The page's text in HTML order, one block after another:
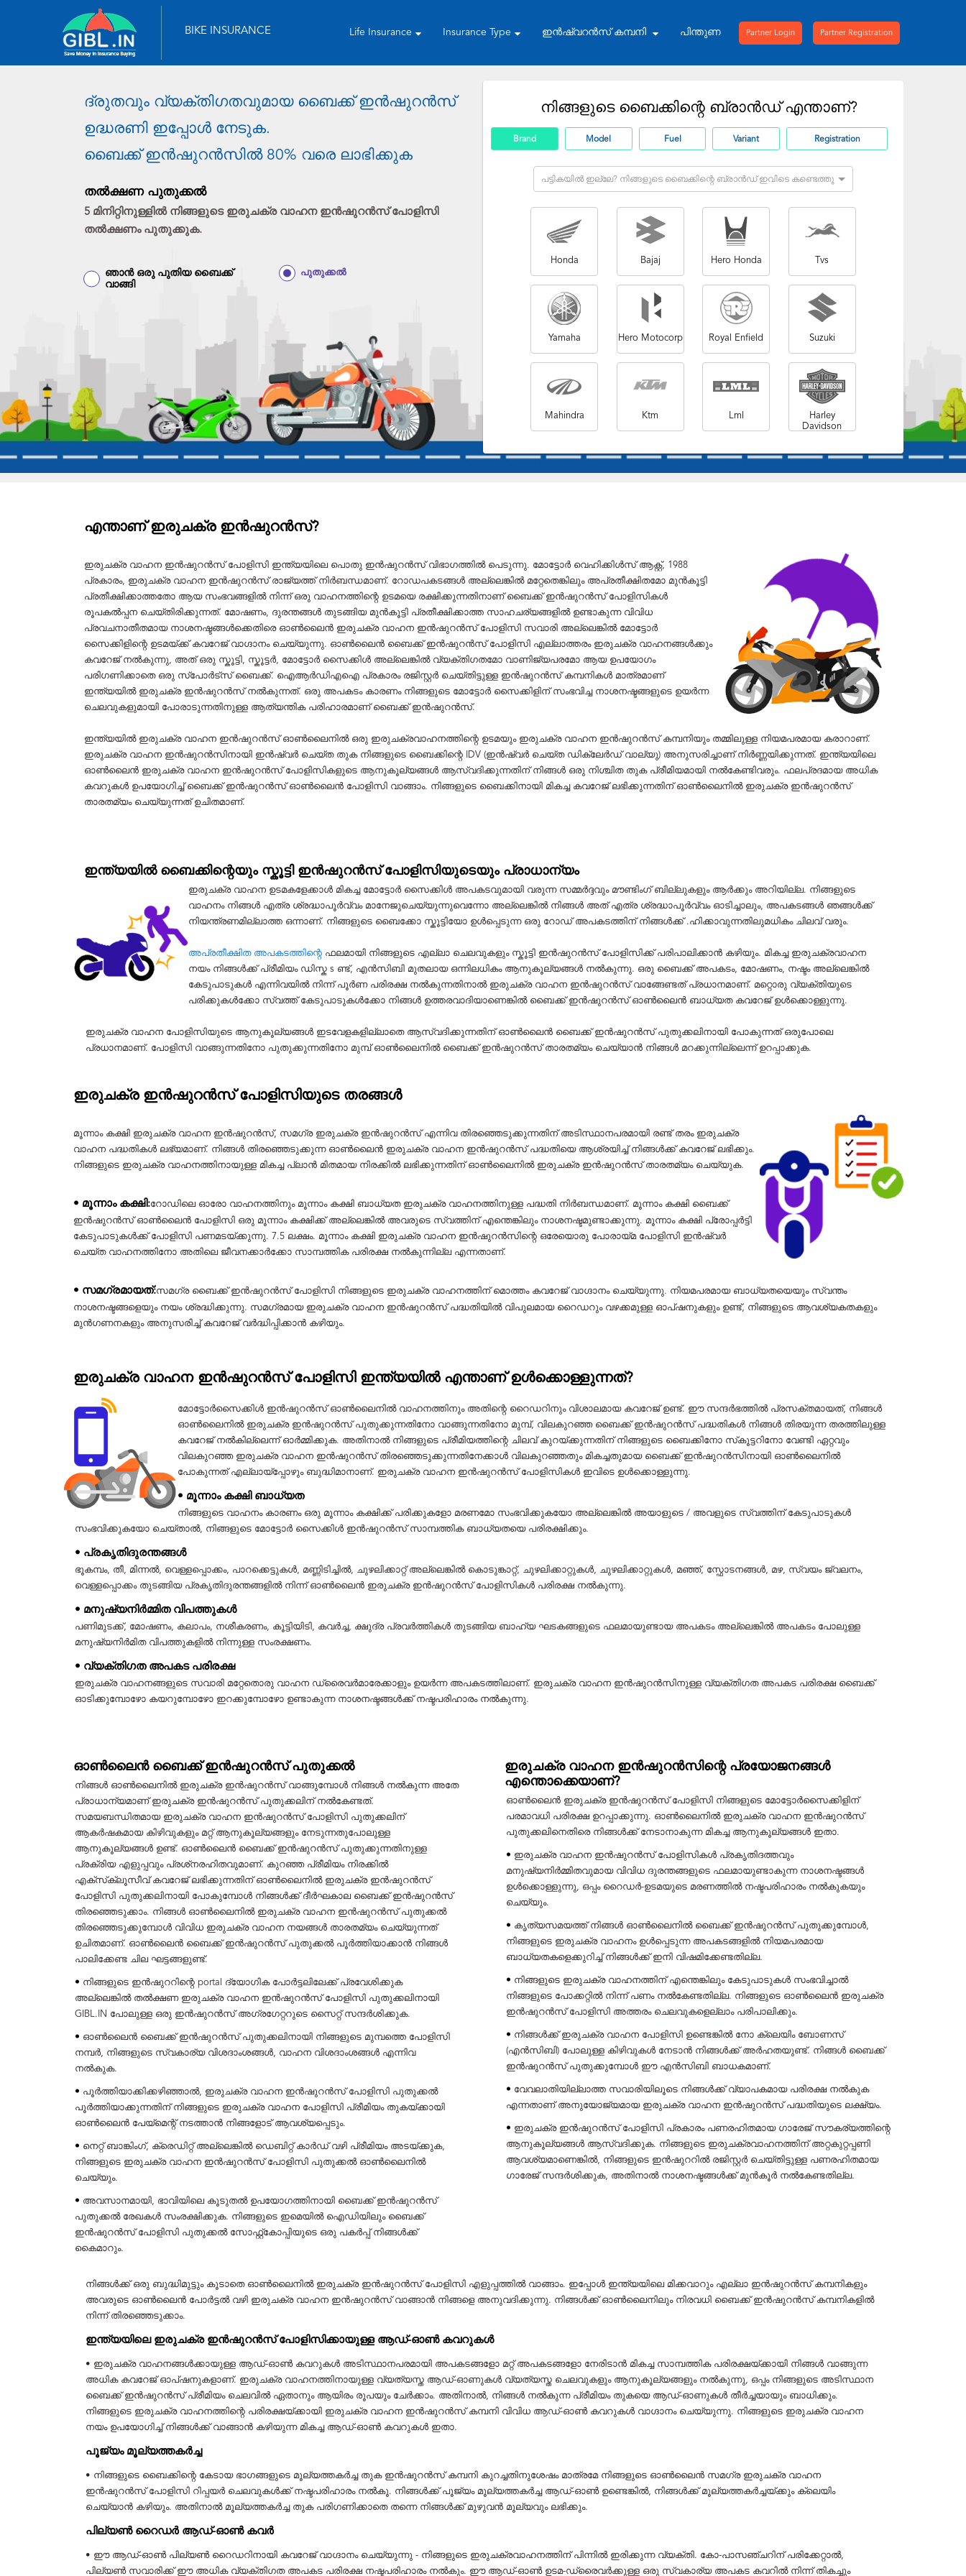
BIKE INSURANCE Life Insurance Insurance Type ഇൻഷ്വറൻസ് കമ്പനി പിന്തുണ Partner Login Partner Registration
ദ്രുതവും വ്യക്തിഗതവുമായ ബൈക്ക് ഇൻഷുറൻസ്
ഉദ്ധരണി ഇപ്പോൾ നേടുക.
ബൈക്ക് ഇൻഷുറൻസിൽ 80% വരെ ലാഭിക്കുക
തൽക്ഷണ പുതുക്കൽ
5 മിനിറ്റിനുള്ളിൽ നിങ്ങളുടെ ഇരുചക്ര വാഹന ഇൻഷുറൻസ് പോളിസി
തൽക്ഷണം പുതുക്കുക.
ഞാൻ ഒരു പുതിയ ബൈക്ക്
വാങ്ങി
പുതുക്കൽ
നിങ്ങളുടെ ബൈക്കിന്റെ ബ്രാൻഡ് എന്താണ്?
Brand Model Fuel Variant Registration
പട്ടികയിൽ ഇല്ലേ? നിങ്ങളുടെ ബൈക്കിന്റെ ബ്രാൻഡ് ഇവിടെ കണ്ടെത്തുക
Honda Bajaj Hero Honda Tvs
Yamaha Hero Motocorp Royal Enfield Suzuki
Mahindra Ktm Lml
Harley
Davidson
എന്താണ് ഇരുചക്ര ഇൻഷുറൻസ്?
ഇരുചക്ര വാഹന ഇൻഷുറൻസ് പോളിസി ഇന്ത്യയിലെ പൊതു ഇൻഷുറൻസ് വിഭാഗത്തിൽ പെടുന്നു. മോട്ടോർ വെഹിക്കിൾസ് ആക്റ്റ്, 1988
പ്രകാരം, ഇരുചക്ര വാഹന ഇൻഷുറൻസ് രാജ്യത്ത് നിർബന്ധമാണ്. റോഡപകടങ്ങൾ അല്ലെങ്കിൽ മറ്റേതെങ്കിലും അപ്രതീക്ഷിതമോ മുൻകൂട്ടി
പ്രതീക്ഷിക്കാത്തതോ ആയ സംഭവങ്ങളിൽ നിന്ന് ഒരു വാഹനത്തിന്റെ ഉടമയെ രക്ഷിക്കുന്നതിനാണ് ബൈക്ക് ഇൻഷുറൻസ് പോളിസികൾ
രൂപകൽപ്പന ചെയ്തിരിക്കുന്നത്. മോഷണം, ദുരന്തങ്ങൾ തുടങ്ങിയ മുൻകൂട്ടി പ്രതീക്ഷിക്കാത്ത സാഹചര്യങ്ങളിൽ ഉണ്ടാകുന്ന വിവിധ
പ്രവചനാതീതമായ നാശനഷ്ടങ്ങൾക്കെതിരെ ഓൺലൈൻ ഇരുചക്ര വാഹന ഇൻഷുറൻസ് പോളിസി സവാരി അല്ലെങ്കിൽ മോട്ടോർ
സൈക്കിളിന്റെ ഉടമയ്ക്ക് കവറേജ് വാഗ്ദാനം ചെയ്യുന്നു. ഓൺ‌ലൈൻ ബൈക്ക് ഇൻഷുറൻസ് പോളിസി എല്ലാത്തരം ഇരുചക്ര വാഹനങ്ങൾക്കും
കവറേജ് നൽകുന്നു, അത് ഒരു സ്കൂട്ടി, സ്കൂട്ടർ, മോട്ടോർ സൈക്കിൾ അല്ലെങ്കിൽ വ്യക്തിഗതമോ വാണിജ്യപരമോ ആയ ഉപയോഗം
പരിഗണിക്കാതെ ഒരു സ്പോർട്സ് ബൈക്ക്. ഐ‌ആർ‌ഡി‌എ‌ഐ പ്രകാരം രജിസ്റ്റർ ചെയ്തിട്ടുള്ള ഇൻഷുറൻസ് കമ്പനികൾ മാത്രമാണ്
ഇന്ത്യയിൽ ഇരുചക്ര ഇൻഷുറൻസ് നൽകുന്നത്. ഒരു അപകടം കാരണം നിങ്ങളുടെ മോട്ടോർ സൈക്കിളിന് സംഭവിച്ച നാശനഷ്ടങ്ങളുടെ ഉയർന്ന
ചെലവുകളുമായി പോരാടുന്നതിനുള്ള ആത്യന്തിക പരിഹാരമാണ് ബൈക്ക് ഇൻഷുറൻസ്.
ഇന്ത്യയിൽ ഇരുചക്ര വാഹന ഇൻഷുറൻസ് ഓൺലൈനിൽ ഒരു ഇരുചക്രവാഹനത്തിന്റെ ഉടമയും ഇരുചക്ര വാഹന ഇൻഷുറൻസ് കമ്പനിയും തമ്മിലുള്ള നിയമപരമായ കരാറാണ്.
ഇരുചക്ര വാഹന ഇൻഷുറൻസിനായി ഇൻഷ്വർ ചെയ്‌ത തുക നിങ്ങളുടെ ബൈക്കിന്റെ IDV (ഇൻഷ്വർ ചെയ്‌ത ഡിക്ലേർഡ് വാല്യു) അനുസരിച്ചാണ് നിർണ്ണയിക്കുന്നത്. ഇന്ത്യയിലെ
ഓൺലൈൻ ഇരുചക്ര വാഹന ഇൻഷുറൻസ് പോളിസികളുടെ ആനുകൂല്യങ്ങൾ ആസ്വദിക്കുന്നതിന് നിങ്ങൾ ഒരു നിശ്ചിത തുക പ്രീമിയമായി നൽകേണ്ടിവരും. ഫലപ്രദമായ അധിക
കവറുകൾ ഉപയോഗിച്ച് ബൈക്ക് ഇൻഷുറൻസ് ഓൺലൈൻ പോളിസി വാങ്ങാം. നിങ്ങളുടെ ബൈക്കിനായി മികച്ച കവറേജ് ലഭിക്കുന്നതിന് ഓൺലൈനിൽ ഇരുചക്ര ഇൻഷുറൻസ്
താരതമ്യം ചെയ്യുന്നത് ഉചിതമാണ്.
ഇന്ത്യയിൽ ബൈക്കിന്റെയും സ്കൂട്ടി ഇൻഷുറൻസ് പോളിസിയുടെയും പ്രാധാന്യം
ഇരുചക്ര വാഹന ഉടമകളേക്കാൾ മികച്ച മോട്ടോർ സൈക്കിൾ അപകടവുമായി വരുന്ന സമ്മർദ്ദവും മൗണ്ടിംഗ് ബില്ലുകളും ആർക്കും അറിയില്ല. നിങ്ങളുടെ
വാഹനം നിങ്ങൾ എത്ര ശ്രദ്ധാപൂർവ്വം മാനേജുചെയ്യുന്നുവെന്നോ അല്ലെങ്കിൽ നിങ്ങൾ അത് എത്ര ശ്രദ്ധാപൂർവ്വം ഓടിച്ചാലും, അപകടങ്ങൾ ഞങ്ങൾക്ക്
നിയന്ത്രണമില്ലാത്ത ഒന്നാണ്. നിങ്ങളുടെ ബൈക്കോ സ്കൂട്ടിയോ ഉൾപ്പെടുന്ന ഒരു റോഡ് അപകടത്തിന് നിങ്ങൾക്ക് .ഹിക്കാവുന്നതിലുമധികം ചിലവ് വരും.
അപ്രതീക്ഷിത അപകടത്തിന്റെ ഫലമായി നിങ്ങളുടെ എല്ലാ ചെലവുകളും സ്കൂട്ടി ഇൻഷുറൻസ് പോളിസിക്ക് പരിപാലിക്കാൻ കഴിയും. മികച്ച ഇരുചക്രവാഹന
നയം നിങ്ങൾക്ക് പ്രീമിയം ഡിസ്ക s ണ്ട്, എൻ‌സി‌ബി മുതലായ ഒന്നിലധികം ആനുകൂല്യങ്ങൾ നൽകുന്നു. ഒരു ബൈക്ക് അപകടം, മോഷണം, നഷ്ടം അല്ലെങ്കിൽ
കേടുപാടുകൾ എന്നിവയിൽ നിന്ന് പൂർണ പരിരക്ഷ നൽകുന്നതിനാൽ ഇരുചക്ര വാഹന ഇൻഷുറൻസ് വാങ്ങേണ്ടത് പ്രധാനമാണ്. മറ്റൊരു വ്യക്തിയുടെ
പരിക്കുകൾക്കോ ​​സ്വത്ത് കേടുപാടുകൾക്കോ ​​നിങ്ങൾ ഉത്തരവാദിയാണെങ്കിൽ ബൈക്ക് ഇൻഷുറൻസ് ഓൺ‌ലൈൻ ബാധ്യത കവറേജ് ഉൾക്കൊള്ളുന്നു.
ഇരുചക്ര വാഹന പോളിസിയുടെ ആനുകൂല്യങ്ങൾ ഇടവേളകളില്ലാതെ ആസ്വദിക്കുന്നതിന് ഓൺലൈൻ ബൈക്ക് ഇൻഷുറൻസ് പുതുക്കലിനായി പോകുന്നത് ഒരുപോലെ
പ്രധാനമാണ്. പോളിസി വാങ്ങുന്നതിനോ പുതുക്കുന്നതിനോ മുമ്പ് ഓൺലൈനിൽ ബൈക്ക് ഇൻഷുറൻസ് താരതമ്യം ചെയ്യാൻ നിങ്ങൾ മറക്കുന്നില്ലെന്ന് ഉറപ്പാക്കുക.
ഇരുചക്ര ഇൻഷുറൻസ് പോളിസിയുടെ തരങ്ങൾ
മൂന്നാം കക്ഷി ഇരുചക്ര വാഹന ഇൻഷുറൻസ്, സമഗ്ര ഇരുചക്ര ഇൻഷുറൻസ് എന്നിവ തിരഞ്ഞെടുക്കുന്നതിന് അടിസ്ഥാനപരമായി രണ്ട് തരം ഇരുചക്ര
വാഹന പദ്ധതികൾ ലഭ്യമാണ്. നിങ്ങൾ തിരഞ്ഞെടുക്കുന്ന ഓൺലൈൻ ഇരുചക്ര വാഹന ഇൻഷുറൻസ് പദ്ധതിയെ ആശ്രയിച്ച് നിങ്ങൾക്ക് കവറേജ് ലഭിക്കും.
നിങ്ങളുടെ ഇരുചക്ര വാഹനത്തിനായുള്ള മികച്ച പ്ലാൻ മിതമായ നിരക്കിൽ ലഭിക്കുന്നതിന് ഓൺലൈനിൽ ഇരുചക്ര ഇൻഷുറൻസ് താരതമ്യം ചെയ്യുക.
• മൂന്നാം കക്ഷി:റോഡിലെ ഓരോ വാഹനത്തിനും മൂന്നാം കക്ഷി ബാധ്യത ഇരുചക്ര വാഹനത്തിനുള്ള പദ്ധതി നിർബന്ധമാണ്. മൂന്നാം കക്ഷി ബൈക്ക്
ഇൻഷുറൻസ് ഓൺലൈൻ പോളിസി ഒരു മൂന്നാം കക്ഷിക്ക് അല്ലെങ്കിൽ അവരുടെ സ്വത്തിന് എന്തെങ്കിലും നാശനഷ്ടമുണ്ടാക്കുന്നു. മൂന്നാം കക്ഷി പ്രോപ്പർട്ടി
കേടുപാടുകൾക്ക് പോളിസി പണമടയ്ക്കുന്നു. 7.5 ലക്ഷം. മൂന്നാം കക്ഷി ഇരുചക്ര വാഹന ഇൻഷുറൻസിന്റെ ഒരേയൊരു പോരായ്മ പോളിസി ഇൻഷ്വർ
ചെയ്ത വാഹനത്തിനോ അതിലെ ജീവനക്കാർക്കോ സാമ്പത്തിക പരിരക്ഷ നൽകുന്നില്ല എന്നതാണ്.
• സമഗ്രമായത്:സമഗ്ര ബൈക്ക് ഇൻഷുറൻസ് പോളിസി നിങ്ങളുടെ ഇരുചക്ര വാഹനത്തിന് മൊത്തം കവറേജ് വാഗ്ദാനം ചെയ്യുന്നു. നിയമപരമായ ബാധ്യതയെയും സ്വന്തം
നാശനഷ്ടങ്ങളെയും നയം ശ്രദ്ധിക്കുന്നു. സമഗ്രമായ ഇരുചക്ര വാഹന ഇൻഷുറൻസ് പദ്ധതിയിൽ വിപുലമായ റൈഡറും വഴക്കമുള്ള ഓപ്ഷനുകളും ഉണ്ട്, നിങ്ങളുടെ ആവശ്യകതകളും
മുൻഗണനകളും അനുസരിച്ച് കവറേജ് വർദ്ധിപ്പിക്കാൻ കഴിയും.
ഇരുചക്ര വാഹന ഇൻഷുറൻസ് പോളിസി ഇന്ത്യയിൽ എന്താണ് ഉൾക്കൊള്ളുന്നത്?
മോട്ടോർസൈക്കിൾ ഇൻഷുറൻസ് ഓൺ‌ലൈനിൽ വാഹനത്തിനും അതിന്റെ റൈഡറിനും വിശാലമായ കവറേജ് ഉണ്ട്. ഈ സന്ദർഭത്തിൽ പ്രസക്തമായത്, നിങ്ങൾ
ഓൺലൈനിൽ ഇരുചക്ര ഇൻഷുറൻസ് പുതുക്കുന്നതിനോ വാങ്ങുന്നതിനോ മുമ്പ്, വിലകുറഞ്ഞ ബൈക്ക് ഇൻഷുറൻസ് പദ്ധതികൾ നിങ്ങൾ തിരയുന്ന തരത്തിലുള്ള
കവറേജ് നൽകില്ലെന്ന് ഓർമ്മിക്കുക. അതിനാൽ നിങ്ങളുടെ പ്രീമിയത്തിന്റെ ചിലവ് കുറയ്ക്കുന്നതിന് നിങ്ങളുടെ ബൈക്കിനോ സ്‌കൂട്ടറിനോ വേണ്ടി ഏറ്റവും
വിലകുറഞ്ഞ ഇരുചക്ര വാഹന ഇൻഷുറൻസ് തിരഞ്ഞെടുക്കുന്നതിനേക്കാൾ വിലകുറഞ്ഞതും മികച്ചതുമായ ബൈക്ക് ഇൻഷുറൻസിനായി ഓൺലൈനിൽ
പോകുന്നത് എല്ലായ്പ്പോഴും ബുദ്ധിമാനാണ്. ഇരുചക്ര വാഹന ഇൻഷുറൻസ് പോളിസികൾ ഇവിടെ ഉൾക്കൊള്ളുന്നു.
• മൂന്നാം കക്ഷി ബാധ്യത
നിങ്ങളുടെ വാഹനം കാരണം ഒരു മൂന്നാം കക്ഷിക്ക് പരിക്കുകളോ മരണമോ സംഭവിക്കുകയോ അല്ലെങ്കിൽ അയാളുടെ / അവളുടെ സ്വത്തിന് കേടുപാടുകൾ
സംഭവിക്കുകയോ ചെയ്താൽ, നിങ്ങളുടെ മോട്ടോർ സൈക്കിൾ ഇൻഷുറൻസ് സാമ്പത്തിക ബാധ്യതയെ പരിരക്ഷിക്കും.
• പ്രകൃതിദുരന്തങ്ങൾ
ഭൂകമ്പം, തീ, മിന്നൽ, വെള്ളപ്പൊക്കം, പാറക്കെട്ടുകൾ, മണ്ണിടിച്ചിൽ, ചുഴലിക്കാറ്റ് അല്ലെങ്കിൽ കൊടുങ്കാറ്റ്, ചുഴലിക്കാറ്റുകൾ, ചുഴലിക്കാറ്റുകൾ, മഞ്ഞ്, സ്ഫോടനങ്ങൾ, മഴ, സ്വയം ജ്വലനം,
വെള്ളപ്പൊക്കം തുടങ്ങിയ പ്രകൃതിദുരന്തങ്ങളിൽ നിന്ന് ഓൺലൈൻ ഇരുചക്ര ഇൻഷുറൻസ് പോളിസികൾ പരിരക്ഷ നൽകുന്നു.
• മനുഷ്യനിർമ്മിത വിപത്തുകൾ
പണിമുടക്ക്, മോഷണം, കലാപം, നശീകരണം, കൂട്ടിയിടി, കവർച്ച, ക്ഷുദ്ര പ്രവർത്തികൾ തുടങ്ങിയ ബാഹ്യ ഘടകങ്ങളുടെ ഫലമായുണ്ടായ അപകടം അല്ലെങ്കിൽ അപകടം പോലുള്ള
മനുഷ്യനിർമിത വിപത്തുകളിൽ നിന്നുള്ള സംരക്ഷണം.
• വ്യക്തിഗത അപകട പരിരക്ഷ
ഇരുചക്ര വാഹനങ്ങളുടെ സവാരി മറ്റേതൊരു വാഹന ഡ്രൈവർമാരേക്കാളും ഉയർന്ന അപകടത്തിലാണ്. ഇരുചക്ര വാഹന ഇൻഷുറൻസിനുള്ള വ്യക്തിഗത അപകട പരിരക്ഷ ബൈക്ക്
ഓടിക്കുമ്പോഴോ കയറുമ്പോഴോ ഇറക്കുമ്പോഴോ ഉണ്ടാകുന്ന നാശനഷ്ടങ്ങൾക്ക് നഷ്ടപരിഹാരം നൽകുന്നു.
ഓൺലൈൻ ബൈക്ക് ഇൻഷുറൻസ് പുതുക്കൽ
നിങ്ങൾ ഓൺലൈനിൽ ഇരുചക്ര ഇൻഷുറൻസ് വാങ്ങുമ്പോൾ നിങ്ങൾ നൽകുന്ന അതേ
പ്രാധാന്യമാണ് ഇരുചക്ര ഇൻഷുറൻസ് പുതുക്കലിന് നൽകേണ്ടത്.
സമയബന്ധിതമായ ഇരുചക്ര വാഹന ഇൻഷുറൻസ് പോളിസി പുതുക്കലിന്
ആകർഷകമായ കിഴിവുകളും മറ്റ് ആനുകൂല്യങ്ങളും നേടുന്നതുപോലുള്ള
ആനുകൂല്യങ്ങൾ ഉണ്ട്. ഓൺലൈൻ ബൈക്ക് ഇൻഷുറൻസ് പുതുക്കുന്നതിനുള്ള
പ്രക്രിയ എളുപ്പവും പ്രശ്‌നരഹിതവുമാണ്. കുറഞ്ഞ പ്രീമിയം നിരക്കിൽ
എക്‌സ്‌ക്ലൂസീവ് കവറേജ് ലഭിക്കുന്നതിന് ഓൺലൈനിൽ ഇരുചക്ര ഇൻഷുറൻസ്
പോളിസി പുതുക്കലിനായി പോകുമ്പോൾ നിങ്ങൾക്ക് ദീർഘകാല ബൈക്ക് ഇൻഷുറൻസ്
തിരഞ്ഞെടുക്കാം. നിങ്ങൾ ഓൺലൈനിൽ ഇരുചക്ര വാഹന ഇൻഷുറൻസ് പുതുക്കൽ
തിരഞ്ഞെടുക്കുമ്പോൾ വിവിധ ഇരുചക്ര വാഹന നയങ്ങൾ താരതമ്യം ചെയ്യുന്നത്
ഉചിതമാണ്. ഓൺലൈൻ ബൈക്ക് ഇൻഷുറൻസ് പുതുക്കൽ പൂർത്തിയാക്കാൻ നിങ്ങൾ
പാലിക്കേണ്ട ചില ഘട്ടങ്ങളുണ്ട്.
• നിങ്ങളുടെ ഇൻ‌ഷുററിന്റെ portal ദ്യോഗിക പോർട്ടലിലേക്ക് പ്രവേശിക്കുക
അല്ലെങ്കിൽ തൽക്ഷണ ഇരുചക്ര വാഹന ഇൻഷുറൻസ് പോളിസി പുതുക്കലിനായി
GIBL.IN പോലുള്ള ഒരു ഇൻഷുറൻസ് അഗ്രഗേറ്ററുടെ സൈറ്റ് സന്ദർശിക്കുക.
• ഓൺലൈൻ ബൈക്ക് ഇൻഷുറൻസ് പുതുക്കലിനായി നിങ്ങളുടെ മുമ്പത്തെ പോളിസി
നമ്പർ, നിങ്ങളുടെ സ്വകാര്യ വിശദാംശങ്ങൾ, വാഹന വിശദാംശങ്ങൾ എന്നിവ
നൽകുക.
• പൂർത്തിയാക്കിക്കഴിഞ്ഞാൽ, ഇരുചക്ര വാഹന ഇൻഷുറൻസ് പോളിസി പുതുക്കൽ
പൂർത്തിയാക്കുന്നതിന് നിങ്ങളുടെ ഇരുചക്ര വാഹന പോളിസി പ്രീമിയം തുകയ്ക്കായി
ഓൺലൈൻ പേയ്‌മെന്റ് നടത്താൻ നിങ്ങളോട് ആവശ്യപ്പെടും.
• നെറ്റ് ബാങ്കിംഗ്, ക്രെഡിറ്റ് അല്ലെങ്കിൽ ഡെബിറ്റ് കാർഡ് വഴി പ്രീമിയം അടയ്ക്കുക,
നിങ്ങളുടെ ഇരുചക്ര വാഹന ഇൻഷുറൻസ് പോളിസി പുതുക്കൽ ഓൺലൈനിൽ
ചെയ്യും.
• അവസാനമായി, ഭാവിയിലെ കൂടുതൽ ഉപയോഗത്തിനായി ബൈക്ക് ഇൻഷുറൻസ്
പുതുക്കൽ രേഖകൾ സംരക്ഷിക്കുക. നിങ്ങളുടെ ഇമെയിൽ ഐഡിയിലും ബൈക്ക്
ഇൻഷുറൻസ് പോളിസി പുതുക്കൽ സോഫ്റ്റ്കോപ്പിയുടെ ഒരു പകർപ്പ് നിങ്ങൾക്ക്
കൈമാറും.
ഇരുചക്ര വാഹന ഇൻഷുറൻസിന്റെ പ്രയോജനങ്ങൾ
എന്തൊക്കെയാണ്?
ഓൺലൈൻ ഇരുചക്ര ഇൻഷുറൻസ് പോളിസി നിങ്ങളുടെ മോട്ടോർസൈക്കിളിന്
പരമാവധി പരിരക്ഷ ഉറപ്പാക്കുന്നു. ഓൺലൈനിൽ ഇരുചക്ര വാഹന ഇൻഷുറൻസ്
പുതുക്കലിനെതിരെ നിങ്ങൾക്ക് നേടാനാകുന്ന മികച്ച ആനുകൂല്യങ്ങൾ ഇതാ.
• ഇരുചക്ര വാഹന ഇൻഷുറൻസ് പോളിസികൾ പ്രകൃതിദത്തവും
മനുഷ്യനിർമ്മിതവുമായ വിവിധ ദുരന്തങ്ങളുടെ ഫലമായുണ്ടാകുന്ന നാശനഷ്ടങ്ങൾ
ഉൾക്കൊള്ളുന്നു, ഒപ്പം റൈഡർ-ഉടമയുടെ മരണത്തിൽ നഷ്ടപരിഹാരം നൽകുകയും
ചെയ്യും.
• കൃത്യസമയത്ത് നിങ്ങൾ ഓൺലൈനിൽ ബൈക്ക് ഇൻഷുറൻസ് പുതുക്കുമ്പോൾ,
നിങ്ങളുടെ ഇരുചക്ര വാഹനം ഉൾപ്പെടുന്ന അപകടങ്ങളിൽ നിയമപരമായ
ബാധ്യതകളെക്കുറിച്ച് നിങ്ങൾക്ക് ഇനി വിഷമിക്കേണ്ടതില്ല.
• നിങ്ങളുടെ ഇരുചക്ര വാഹനത്തിന് എന്തെങ്കിലും കേടുപാടുകൾ സംഭവിച്ചാൽ
നിങ്ങളുടെ പോക്കറ്റിൽ നിന്ന് പണം നൽകേണ്ടതില്ല. നിങ്ങളുടെ ഓൺലൈൻ ഇരുചക്ര
ഇൻഷുറൻസ് പോളിസി അത്തരം ചെലവുകളെല്ലാം പരിപാലിക്കും.
• നിങ്ങൾക്ക് ഇരുചക്ര വാഹന പോളിസി ഉണ്ടെങ്കിൽ നോ ക്ലെയിം ബോണസ്
(എൻ‌സി‌ബി) പോലുള്ള കിഴിവുകൾ നേടാൻ നിങ്ങൾക്ക് അർഹതയുണ്ട്. നിങ്ങൾ ബൈക്ക്
ഇൻഷുറൻസ് പുതുക്കുമ്പോൾ ഈ എൻസിബി ബാധകമാണ്.
• വേവലാതിയില്ലാത്ത സവാരിയിലൂടെ നിങ്ങൾക്ക് വ്യാപകമായ പരിരക്ഷ നൽകുക
എന്നതാണ് അനുയോജ്യമായ ഇരുചക്ര വാഹന ഇൻഷുറൻസ് പദ്ധതിയുടെ ലക്ഷ്യം.
• ഇരുചക്ര ഇൻഷുറൻസ് പോളിസി പ്രകാരം പണരഹിതമായ ഗാരേജ് സൗകര്യത്തിന്റെ
ആനുകൂല്യങ്ങൾ ആസ്വദിക്കുക. നിങ്ങളുടെ ഇരുചക്രവാഹനത്തിന് അറ്റകുറ്റപ്പണി
ആവശ്യമാണെങ്കിൽ, നിങ്ങളുടെ ഇൻഷുററിൽ രജിസ്റ്റർ ചെയ്തിട്ടുള്ള പണരഹിതമായ
ഗാരേജ് സന്ദർശിക്കുക, അതിനാൽ നാശനഷ്ടങ്ങൾക്ക് മുൻകൂർ നൽകേണ്ടതില്ല.
നിങ്ങൾക്ക് ഒരു ബുദ്ധിമുട്ടും കൂടാതെ ഓൺലൈനിൽ ഇരുചക്ര ഇൻഷുറൻസ് പോളിസി എളുപ്പത്തിൽ വാങ്ങാം. ഇപ്പോൾ ഇന്ത്യയിലെ മിക്കവാറും എല്ലാ ഇൻഷുറൻസ് കമ്പനികളും
അവരുടെ ഓൺലൈൻ പോർട്ടൽ വഴി ഇരുചക്ര വാഹന ഇൻഷുറൻസ് വാങ്ങാൻ നിങ്ങളെ അനുവദിക്കുന്നു. നിങ്ങൾക്ക് ഓൺലൈനിലും നിരവധി ബൈക്ക് ഇൻഷുറൻസ് കമ്പനികളിൽ
നിന്ന് തിരഞ്ഞെടുക്കാം.
ഇന്ത്യയിലെ ഇരുചക്ര ഇൻഷുറൻസ് പോളിസിക്കായുള്ള ആഡ്-ഓൺ കവറുകൾ
• ഇരുചക്ര വാഹനങ്ങൾക്കായുള്ള ആഡ്-ഓൺ കവറുകൾ അടിസ്ഥാനപരമായി അപകടങ്ങളോ മറ്റ് അപകടങ്ങളോ നേരിടാൻ മികച്ച സാമ്പത്തിക പരിരക്ഷയ്ക്കായി നിങ്ങൾ വാങ്ങുന്ന
അധിക കവറേജ് ഓപ്ഷനുകളാണ്. ഇരുചക്ര വാഹനത്തിനായുള്ള വ്യത്യസ്ത ആഡ്-ഓണുകൾ വ്യത്യസ്ത ചെലവുകളും ആനുകൂല്യങ്ങളും നൽകുന്നു, ഒപ്പം നിങ്ങളുടെ അടിസ്ഥാന
ബൈക്ക് ഇൻഷുറൻസ് പ്രീമിയം ചെലവിൽ ഏതാനും ആയിരം രൂപയും ചേർക്കാം. അതിനാൽ, നിങ്ങൾ നൽകുന്ന പ്രീമിയം തുകയെ ആഡ്-ഓണുകൾ തീർച്ചയായും ബാധിക്കും.
നിങ്ങളുടെ ഇരുചക്ര വാഹനത്തിന്റെ പരിരക്ഷയ്ക്കായി ഇരുചക്ര വാഹന ഇൻഷുറൻസ് കമ്പനി വിവിധ ആഡ്-ഓൺ കവറുകൾ വാഗ്ദാനം ചെയ്യുന്നു. നിങ്ങളുടെ ഇരുചക്ര വാഹന
നയം ഉപയോഗിച്ച് നിങ്ങൾക്ക് വാങ്ങാൻ കഴിയുന്ന മികച്ച ആഡ്-ഓൺ കവറുകൾ ഇതാ.
പൂജ്യം മൂല്യത്തകർച്ച
• നിങ്ങളുടെ ബൈക്കിന്റെ കേടായ ഭാഗങ്ങളുടെ മൂല്യത്തകർച്ച തുക ഇൻഷുറൻസ് കമ്പനി കുറച്ചതിനുശേഷം മാത്രമേ നിങ്ങളുടെ ഓൺലൈൻ സമഗ്ര ഇരുചക്ര വാഹന
ഇൻഷുറൻസ് പോളിസി റിപ്പയർ ചെലവുകൾക്ക് നഷ്ടപരിഹാരം നൽകൂ. നിങ്ങൾ‌ക്ക് പൂജ്യം മൂല്യത്തകർച്ച ആഡ്-ഓൺ‌ ഉണ്ടെങ്കിൽ‌, നിങ്ങൾ‌ക്ക് മൂല്യത്തകർച്ചയ്‌ക്കും ക്ലെയിം
ചെയ്യാൻ‌ കഴിയും. അതിനാൽ മൂല്യത്തകർച്ച തുക പരിഗണിക്കാതെ തന്നെ നിങ്ങൾക്ക് മുഴുവൻ മൂല്യവും ലഭിക്കും.
പില്യൺ റൈഡർ ആഡ്-ഓൺ കവർ
• ഈ ആഡ്-ഓൺ പില്യൺ റൈഡറിനായി കവറേജ് വാഗ്ദാനം ചെയ്യുന്നു - നിങ്ങളുടെ ഇരുചക്രവാഹനത്തിന് പിന്നിൽ ഇരിക്കുന്ന വ്യക്തി. കോ-പാസഞ്ചറിന് പരിക്കേറ്റാൽ,
പില്യൺ സവാരിക്ക് ഈ അധിക വ്യക്തിഗത അപകട പരിരക്ഷ നഷ്ടപരിഹാരം നൽകും. ഈ ആഡ്-ഓൺ ഉടമ-ഡ്രൈവർക്കുള്ള ഒരു സ്വകാര്യ അപകട കവറിൽ നിന്ന് തികച്ചും